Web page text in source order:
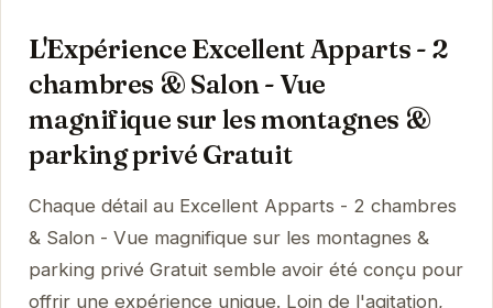
L'Expérience Excellent Apparts - 2
chambres & Salon - Vue
magnifique sur les montagnes &
parking privé Gratuit
Chaque détail au Excellent Apparts - 2 chambres
& Salon - Vue magnifique sur les montagnes &
parking privé Gratuit semble avoir été conçu pour
offrir une expérience unique. Loin de l'agitation,